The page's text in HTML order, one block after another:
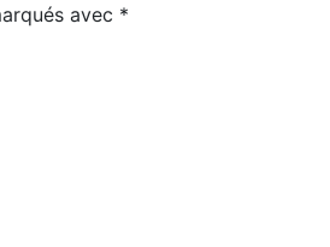
avec *